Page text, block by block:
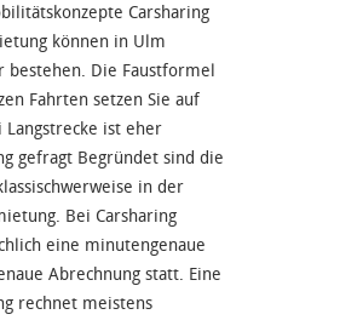
Carsharing
können in Ulm
bestehen. Die Faustformel
Fahrten setzen Sie auf
Langstrecke ist eher
gefragt Begründet sind die
in der
Bei Carsharing
eine minutengenaue
Abrechnung statt. Eine
rechnet meistens